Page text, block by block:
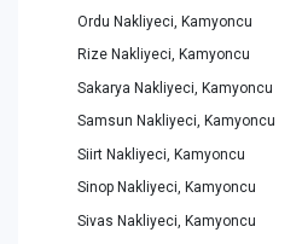
Ordu Nakliyeci, Kamyoncu
Rize Nakliyeci, Kamyoncu
Sakarya Nakliyeci, Kamyoncu
Samsun Nakliyeci, Kamyoncu
Siirt Nakliyeci, Kamyoncu
Sinop Nakliyeci, Kamyoncu
Sivas Nakliyeci, Kamyoncu